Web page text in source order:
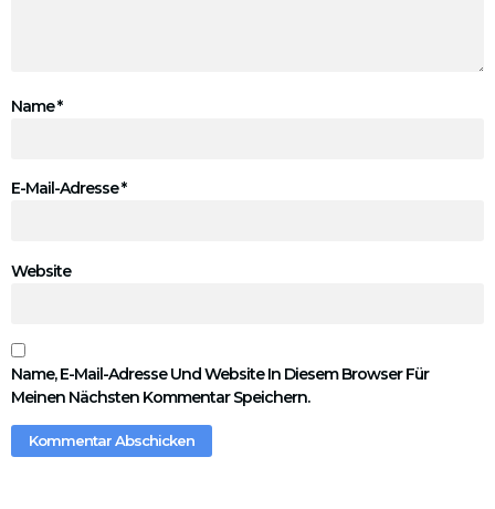
Name*
E-Mail-Adresse*
Website
Name, E-Mail-Adresse Und Website In Diesem Browser Für
Meinen Nächsten Kommentar Speichern.